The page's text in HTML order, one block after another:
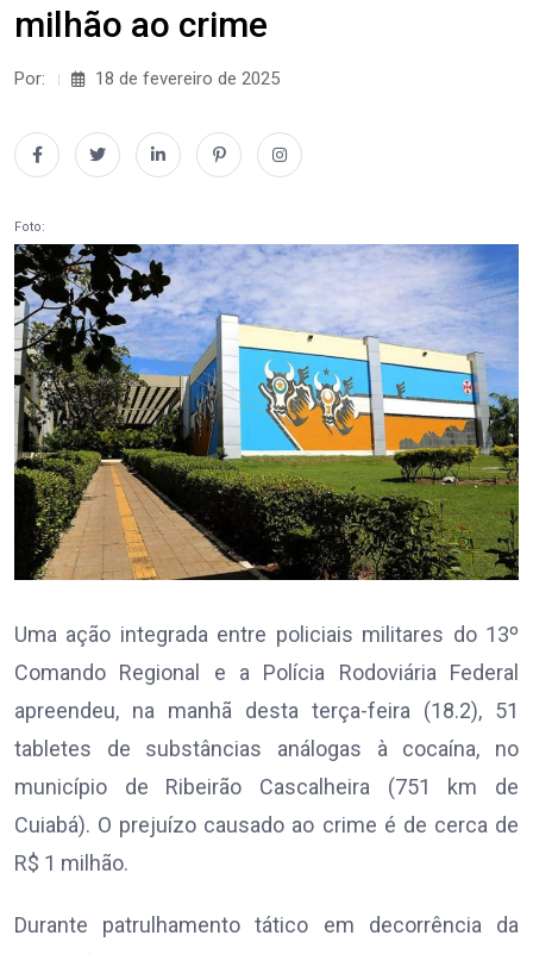
milhão ao crime
Por: 18 de fevereiro de 2025
Foto:
Uma ação integrada entre policiais militares do 13º
Comando Regional e a Polícia Rodoviária Federal
apreendeu, na manhã desta terça-feira (18.2), 51
tabletes de substâncias análogas à cocaína, no
município de Ribeirão Cascalheira (751 km de
Cuiabá). O prejuízo causado ao crime é de cerca de
R$ 1 milhão.
Durante patrulhamento tático em decorrência da